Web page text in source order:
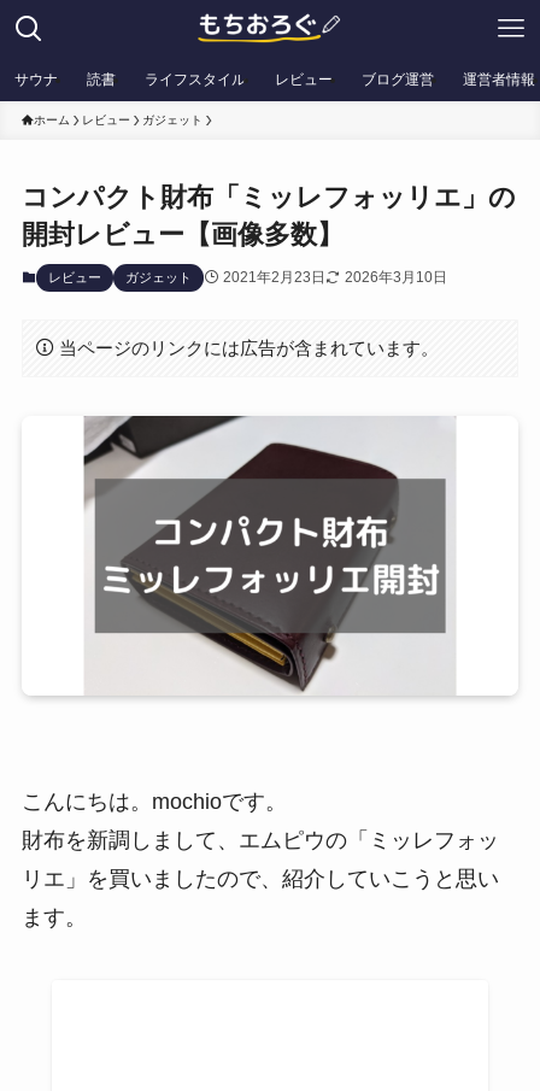
サウナ 読書 ライフスタイル レビュー ブログ運営 運営者情報
ホーム レビュー ガジェット
コンパクト財布「ミッレフォッリエ」の
開封レビュー【画像多数】
レビュー ガジェット 2021年2月23日 2026年3月10日
当ページのリンクには広告が含まれています。
こんにちは。mochioです。
財布を新調しまして、エムピウの「ミッレフォッ
リエ」を買いましたので、紹介していこうと思い
ます。